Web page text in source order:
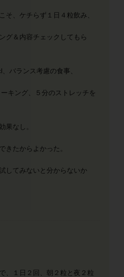
そ、ケチらず１日４粒飲み、
グ＆内容チェックしてもら
バランス考慮の食事、
キング、５分のストレッチを
果なし。
きたからよかった。
してみないと分からないか
、１日２回、朝２粒と夜２粒